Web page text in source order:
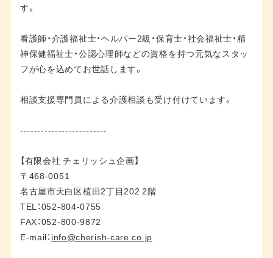
す。
看護師・介護福祉士・ヘルパー2級・保育士・社会福祉士・精
神保健福祉士・公認心理師などの資格を持つ元気なスタッ
フが心を込めてお世話します。
相談支援専門員による介護相談も受け付けています。
-------------------------
【有限会社 チェリッシュ企画】
〒468-0051
名古屋市天白区植田2丁目202 2階
TEL：052-804-0755
FAX：052-800-9872
E-mail： info@cherish-care.co.jp